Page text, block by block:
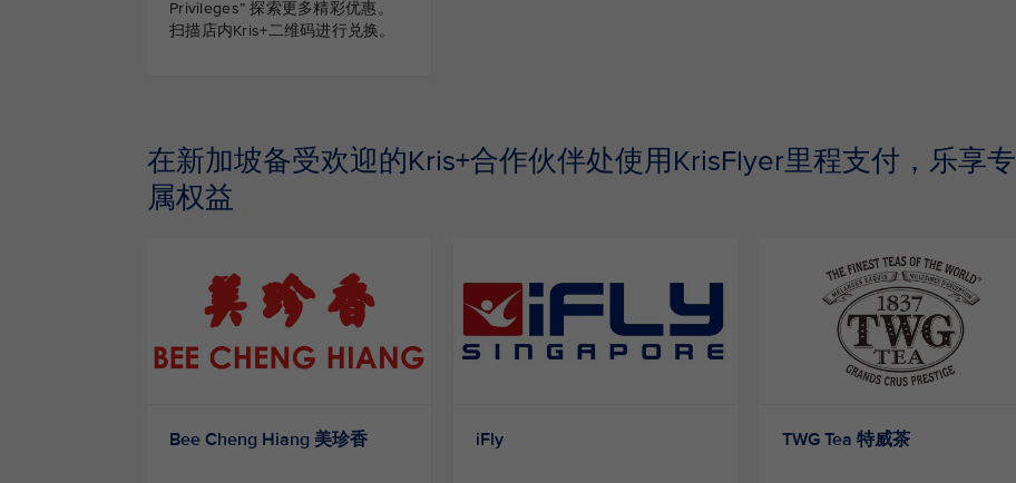
Privileges” 探索更多精彩优惠。
扫描店内Kris+二维码进行兑换。
在新加坡备受欢迎的Kris+合作伙伴处使用KrisFlyer里程支付，乐享专
属权益
Bee Cheng Hiang 美珍香 iFly TWG Tea 特威茶